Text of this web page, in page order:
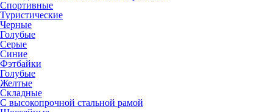
Спортивные
Туристические
Черные
Голубые
Серые
Синие
Фэтбайки
Голубые
Желтые
Складные
С высокопрочной стальной рамой